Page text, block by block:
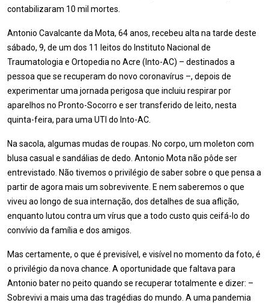
contabilizaram 10 mil mortes.
Antonio Cavalcante da Mota, 64 anos, recebeu alta na tarde deste
sábado, 9, de um dos 11 leitos do Instituto Nacional de
Traumatologia e Ortopedia no Acre (Into-AC) – destinados a
pessoa que se recuperam do novo coronavírus –, depois de
experimentar uma jornada perigosa que incluiu respirar por
aparelhos no Pronto-Socorro e ser transferido de leito, nesta
quinta-feira, para uma UTI do Into-AC.
Na sacola, algumas mudas de roupas. No corpo, um moleton com
blusa casual e sandálias de dedo. Antonio Mota não pôde ser
entrevistado. Não tivemos o privilégio de saber sobre o que pensa a
partir de agora mais um sobrevivente. E nem saberemos o que
viveu ao longo de sua internação, dos detalhes de sua aflição,
enquanto lutou contra um vírus que a todo custo quis ceifá-lo do
convívio da família e dos amigos.
Mas certamente, o que é previsível, e visível no momento da foto, é
o privilégio da nova chance. A oportunidade que faltava para
Antonio bater no peito quando se recuperar totalmente e dizer: –
Sobrevivi a mais uma das tragédias do mundo. A uma pandemia